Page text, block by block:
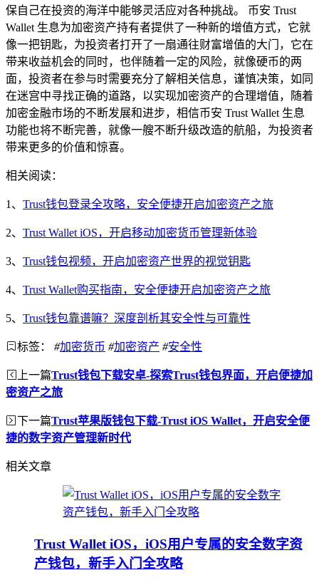
保自己在投资的海洋中能够灵活应对各种挑战。 币安 Trust
Wallet 生息为加密资产持有者提供了一种新的增值方式，它就
像一把钥匙，为投资者打开了一扇通往财富增值的大门，它在
带来收益机会的同时，也伴随着一定的风险，就像硬币的两
面，投资者在参与时需要充分了解相关信息，谨慎决策，如同
在迷宫中寻找正确的道路，以实现加密资产的合理增值，随着
加密金融市场的不断发展和进步，相信币安 Trust Wallet 生息
功能也将不断完善，就像一艘不断升级改造的航船，为投资者
带来更多的价值和惊喜。
相关阅读：
1、 Trust钱包登录全攻略，安全便捷开启加密资产之旅
2、 Trust Wallet iOS，开启移动加密货币管理新体验
3、 Trust钱包视频，开启加密资产世界的视觉钥匙
4、 Trust Wallet购买指南，安全便捷开启加密资产之旅
5、 Trust钱包靠谱嘛？深度剖析其安全性与可靠性
标签： #加密货币 #加密资产 #安全性
上一篇Trust钱包下载安卓-探索Trust钱包界面，开启便捷加
密资产之旅
下一篇Trust苹果版钱包下载-Trust iOS Wallet，开启安全便
捷的数字资产管理新时代
相关文章
Trust Wallet iOS，iOS用户专属的安全数字资
产钱包，新手入门全攻略